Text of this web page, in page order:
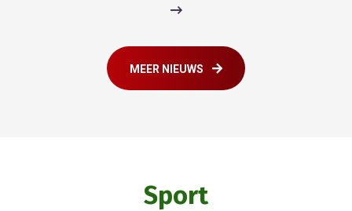
MEER NIEUWS
Sport